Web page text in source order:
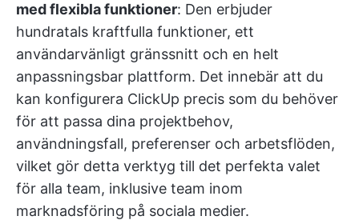
med flexibla funktioner: Den erbjuder
hundratals kraftfulla funktioner, ett
användarvänligt gränssnitt och en helt
anpassningsbar plattform. Det innebär att du
kan konfigurera ClickUp precis som du behöver
för att passa dina projektbehov,
användningsfall, preferenser och arbetsflöden,
vilket gör detta verktyg till det perfekta valet
för alla team, inklusive team inom
marknadsföring på sociala medier.